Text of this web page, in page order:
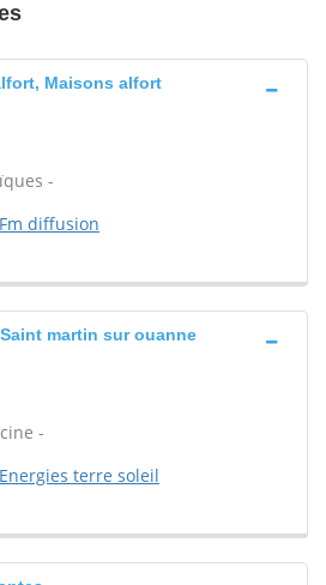
Maisons alfort
-
Fm diffusion
martin sur ouanne
-
Energies terre soleil